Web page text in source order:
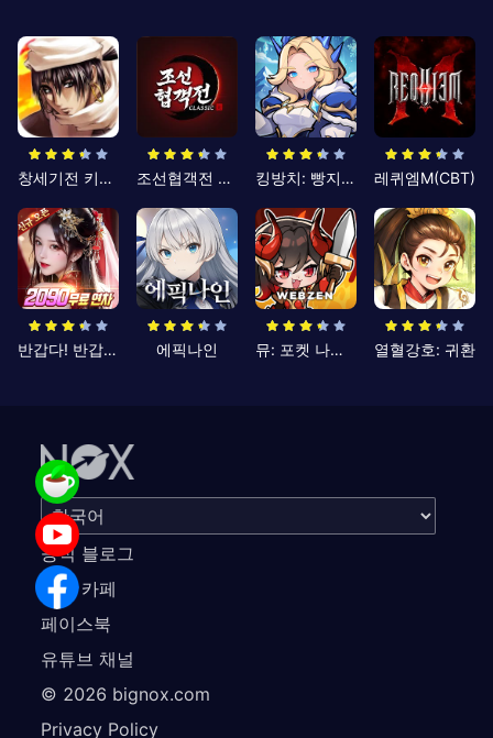
창세기전 키우기 조선협객전 클래식 킹방치: 빵지의 제왕 레퀴엠M(CBT)
반갑다! 반갑삼국지 에픽나인 뮤: 포켓 나이츠 열혈강호: 귀환
공식 블로그
공식 카페
페이스북
유튜브 채널
© 2026 bignox.com
Privacy Policy